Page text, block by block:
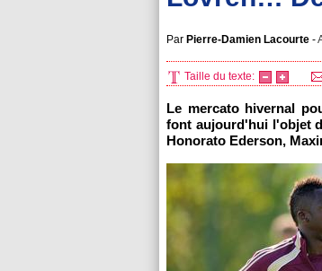
Par Pierre-Damien Lacourte -
Taille du texte:
Le mercato hivernal
font aujourd'hui l'objet
Honorato Ederson,